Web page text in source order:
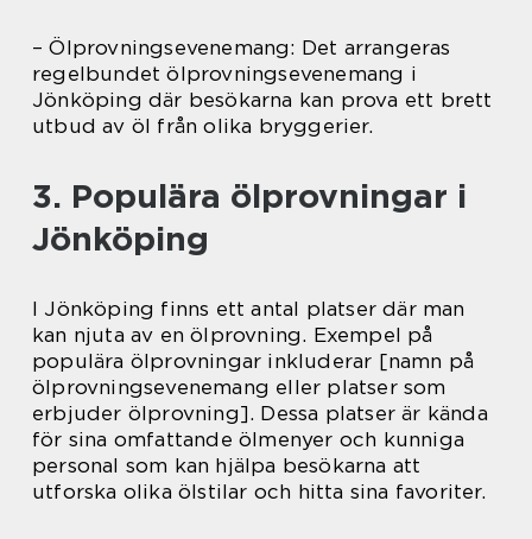
– Ölprovningsevenemang: Det arrangeras
regelbundet ölprovningsevenemang i
Jönköping där besökarna kan prova ett brett
utbud av öl från olika bryggerier.
3. Populära ölprovningar i
Jönköping
I Jönköping finns ett antal platser där man
kan njuta av en ölprovning. Exempel på
populära ölprovningar inkluderar [namn på
ölprovningsevenemang eller platser som
erbjuder ölprovning]. Dessa platser är kända
för sina omfattande ölmenyer och kunniga
personal som kan hjälpa besökarna att
utforska olika ölstilar och hitta sina favoriter.